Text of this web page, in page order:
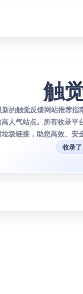
触
的触觉反馈网站推荐
人气站点。所有收录
垃圾链接，助您高效、安
收录